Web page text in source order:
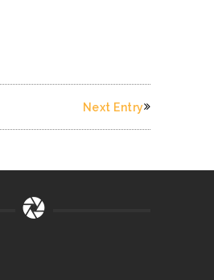
Next Entry